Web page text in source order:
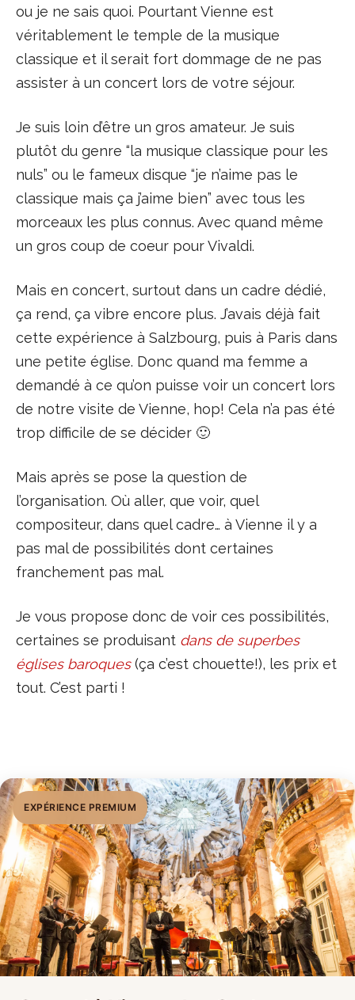
ou je ne sais quoi. Pourtant Vienne est
véritablement le temple de la musique
classique et il serait fort dommage de ne pas
assister à un concert lors de votre séjour.
Je suis loin d’être un gros amateur. Je suis
plutôt du genre “la musique classique pour les
nuls” ou le fameux disque “je n’aime pas le
classique mais ça j’aime bien” avec tous les
morceaux les plus connus. Avec quand même
un gros coup de coeur pour Vivaldi.
Mais en concert, surtout dans un cadre dédié,
ça rend, ça vibre encore plus. J’avais déjà fait
cette expérience à Salzbourg, puis à Paris dans
une petite église. Donc quand ma femme a
demandé à ce qu’on puisse voir un concert lors
de notre visite de Vienne, hop! Cela n’a pas été
trop difficile de se décider 🙂
Mais après se pose la question de
l’organisation. Où aller, que voir, quel
compositeur, dans quel cadre… à Vienne il y a
pas mal de possibilités dont certaines
franchement pas mal.
Je vous propose donc de voir ces possibilités,
certaines se produisant dans de superbes
églises baroques(ça c’est chouette!), les prix et
tout. C’est parti !
EXPÉRIENCE PREMIUM